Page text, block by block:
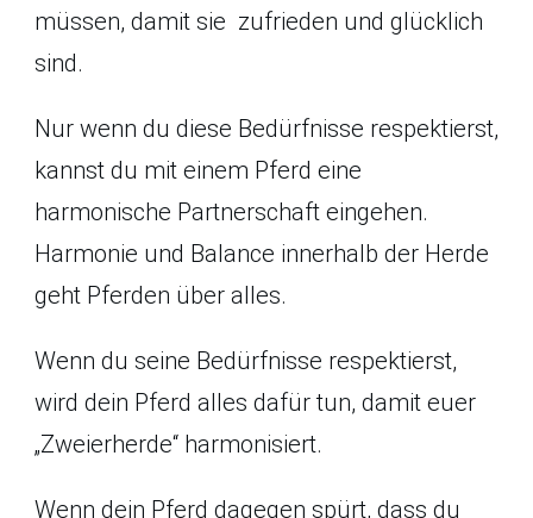
müssen, damit sie zufrieden und glücklich
sind.
Nur wenn du diese Bedürfnisse respektierst,
kannst du mit einem Pferd eine
harmonische Partnerschaft eingehen.
Harmonie und Balance innerhalb der Herde
geht Pferden über alles.
Wenn du seine Bedürfnisse respektierst,
wird dein Pferd alles dafür tun, damit euer
„Zweierherde“ harmonisiert.
Wenn dein Pferd dagegen spürt, dass du